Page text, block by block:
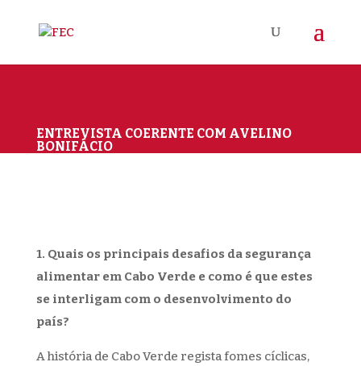
ENTREVISTA COERENTE COM AVELINO
BONIFÁCIO
1. Quais os principais desafios da segurança
alimentar em Cabo Verde e como é que estes
se interligam com o desenvolvimento do
país?
A história de Cabo Verde regista fomes cíclicas,